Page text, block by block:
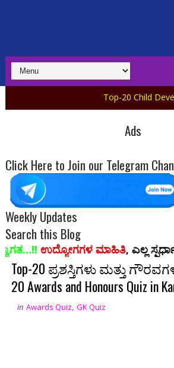
Top-20 Child Development
Ads
Click Here to Join our Telegram
Weekly Updates
Search this Blog
ಮಾಹಿತಿ, ಎಲ್ಲ ಸ್ಪರ್ಧಾತ್ಮಕ ಪರೀಕ್ಷೆಗಳ
Top-20 ಪ್ರಶಸ್ತಿಗಳು ಮತ್ತು
20 Awards and Honours Quiz in
in Awards Quiz, GK Quiz